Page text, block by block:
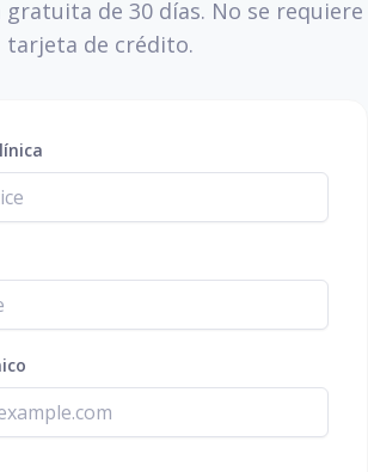
de 30 días. No se requiere
tarjeta de crédito.